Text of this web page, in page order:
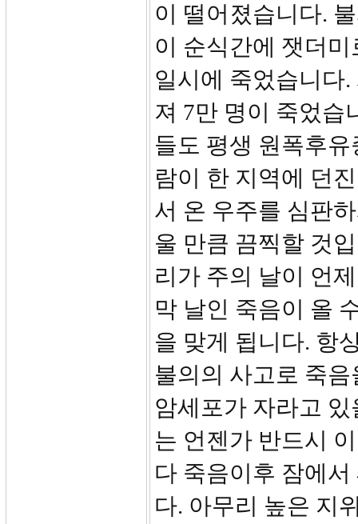
이 떨어졌습니다.
이 순식간에 잿더
일시에 죽었습니다
져 7만 명이 죽었습
들도 평생 원폭후
람이 한 지역에 던
서 온 우주를 심판
울 만큼 끔찍할 것
리가 주의 날이 언
막 날인 죽음이 올
을 맞게 됩니다. 항
불의의 사고로 죽
암세포가 자라고
는 언젠가 반드시
다 죽음이후 잠에
다. 아무리 높은 지